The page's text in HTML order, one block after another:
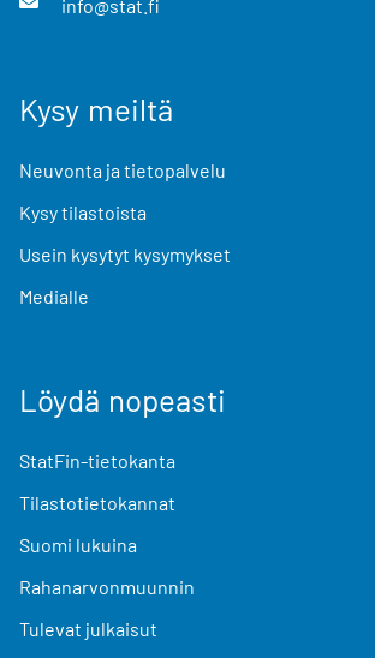
info@stat.fi
Kysy meiltä
Neuvonta ja tietopalvelu
Kysy tilastoista
Usein kysytyt kysymykset
Medialle
Löydä nopeasti
StatFin-tietokanta
Tilastotietokannat
Suomi lukuina
Rahanarvonmuunnin
Tulevat julkaisut